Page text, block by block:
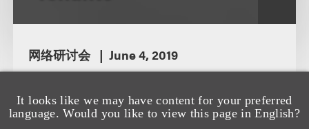
It looks like we may have content for your preferred
language. Would you like to view this page in English?
网络研讨会 June 4, 2019